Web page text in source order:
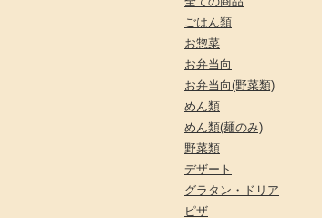
ごはん類
お惣菜
お弁当向
お弁当向(野菜類)
めん類
めん類(麺のみ)
野菜類
デザート
グラタン・ドリア
ピザ